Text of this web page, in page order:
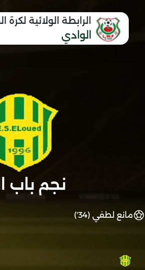
الرابطة الولائية لكرة
الوادي
نجم باب
مانع لطفي (34')